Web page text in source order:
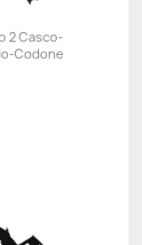
2 Casco-
Codone